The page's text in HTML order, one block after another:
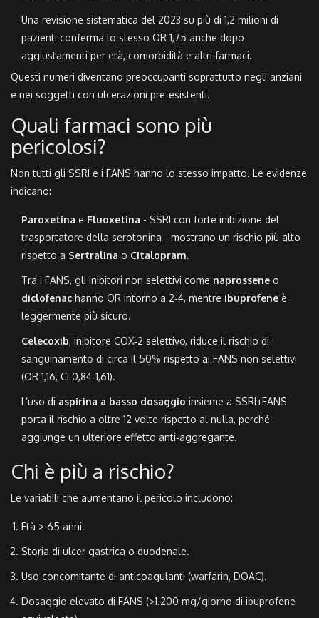
Una revisione sistematica del 2023 su più di 1,2 milioni di
pazienti conferma lo stesso OR 1,75 anche dopo
aggiustamenti per età, comorbidità e altri farmaci.
Questi numeri diventano preoccupanti soprattutto negli anziani
e nei soggetti con ulcerazioni pre‑esistenti.
Quali farmaci sono più
pericolosi?
Non tutti gli SSRI e i FANS hanno lo stesso impatto. Le evidenze
indicano:
Paroxetina e Fluoxetina - SSRI con forte inibizione del
trasportatore della serotonina - mostrano un rischio più alto
rispetto a Sertralina o Citalopram.
Tra i FANS, gli inibitori non selettivi come naprossene o
diclofenac hanno OR intorno a 2‑4, mentre ibuprofene è
leggermente più sicuro.
Celecoxib, inibitore COX‑2 selettivo, riduce il rischio di
sanguinamento di circa il 50% rispetto ai FANS non selettivi
(OR 1,16, CI 0,84‑1,61).
L’uso di aspirina a basso dosaggio insieme a SSRI+FANS
porta il rischio a oltre 12 volte rispetto al nulla, perché
aggiunge un ulteriore effetto anti‑aggregante.
Chi è più a rischio?
Le variabili che aumentano il pericolo includono:
Età > 65 anni.
Storia di ulcer gastrica o duodenale.
Uso concomitante di anticoagulanti (warfarin, DOAC).
Dosaggio elevato di FANS (>1.200 mg/giorno di ibuprofene